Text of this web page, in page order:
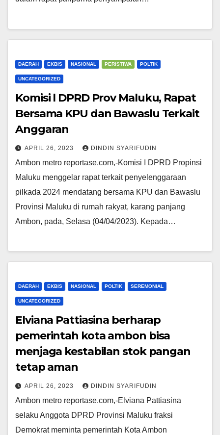
DAERAH EKBIS NASIONAL PERISTIWA POLTIK
UNCATEGORIZED
Komisi l DPRD Prov Maluku, Rapat
Bersama KPU dan Bawaslu Terkait
Anggaran
APRIL 26, 2023 DINDIN SYARIFUDIN
Ambon metro reportase.com,-Komisi I DPRD Propinsi
Maluku menggelar rapat terkait penyelenggaraan
pilkada 2024 mendatang bersama KPU dan Bawaslu
Provinsi Maluku di rumah rakyat, karang panjang
Ambon, pada, Selasa (04/04/2023). Kepada…
DAERAH EKBIS NASIONAL POLTIK SEREMONIAL
UNCATEGORIZED
Elviana Pattiasina berharap
pemerintah kota ambon bisa
menjaga kestabilan stok pangan
tetap aman
APRIL 26, 2023 DINDIN SYARIFUDIN
Ambon metro reportase.com,-Elviana Pattiasina
selaku Anggota DPRD Provinsi Maluku fraksi
Demokrat meminta pemerintah Kota Ambon